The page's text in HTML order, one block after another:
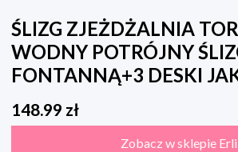
ŚLIZG ZJEŻDŻALNIA
WODNY POTRÓJNY
FONTANNĄ+3 DESKI
148.99 zł
Zobacz w sklepie Erli